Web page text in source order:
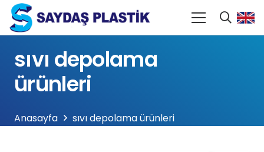
sıvı depolama
ürünleri
Anasayfa sıvı depolama ürünleri